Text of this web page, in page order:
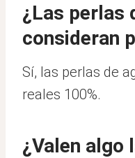
¿Las perlas
consideran
Sí, las perlas de
reales 100%.
¿Valen algo